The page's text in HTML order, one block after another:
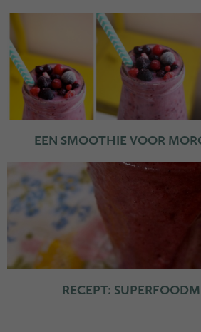
EEN SMOOTHIE VOOR
RECEPT: